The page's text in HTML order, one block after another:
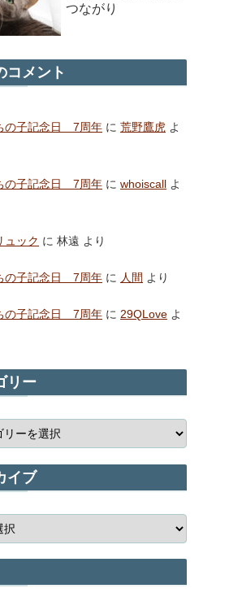
つながり
コメント
の子記念日 7周年 に 荒野鷹虎 よ
の子記念日 7周年 に whoiscall よ
ュック に 林遠 より
の子記念日 7周年 に 人間 より
の子記念日 7周年 に 29QLove よ
リー
イブ